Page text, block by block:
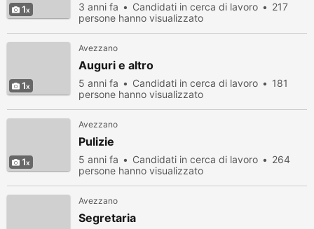
1 3 anni fa Candidati in cerca di lavoro
217
persone hanno visualizzato
1
Avezzano
Auguri e altro
5 anni fa Candidati in cerca di lavoro
181
persone hanno visualizzato
1
Avezzano
Pulizie
5 anni fa Candidati in cerca di lavoro
264
persone hanno visualizzato
Avezzano
Segretaria